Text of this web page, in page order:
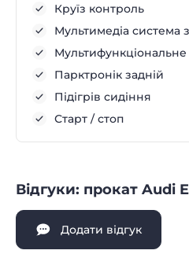
Круїз контроль
Мультимедіа система
Парктронік задній
Підігрів сидіння
Старт / стоп
Відгуки: прокат Audi
Додати відгук